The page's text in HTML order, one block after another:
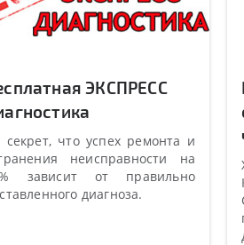
ЭКСПРЕСС
секрет, что успех ремонта и
неисправности на
зависит от правильно
диагноза.